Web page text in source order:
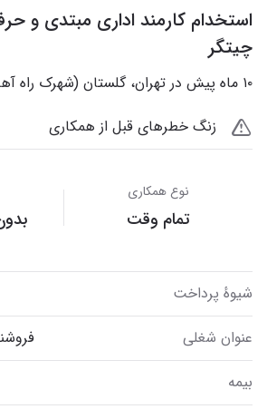
استخدام‌ کارمند اداری مبتدی و
چیتگر
۱۰ ماه پیش در تهران، گلستان (شهرک راه آهن)
زنگ خطرهای قبل از همکاری
نوع همکاری
تمام وقت
شیوهٔ پرداخت
عنوان شغلی
بیمه